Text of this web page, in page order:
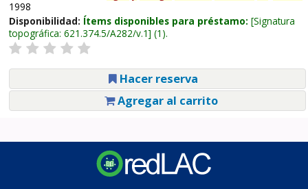
1998
Disponibilidad: Ítems disponibles para préstamo: Signatura
topográfica: 621.374.5/A282/v.1 (1).
Hacer reserva
Agregar al carrito